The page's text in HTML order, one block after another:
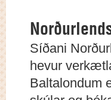
Síðani
hevur
Baltalondum